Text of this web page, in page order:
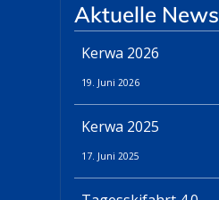
Aktuelle News
Kerwa 2026
19. Juni 2026
Kerwa 2025
17. Juni 2025